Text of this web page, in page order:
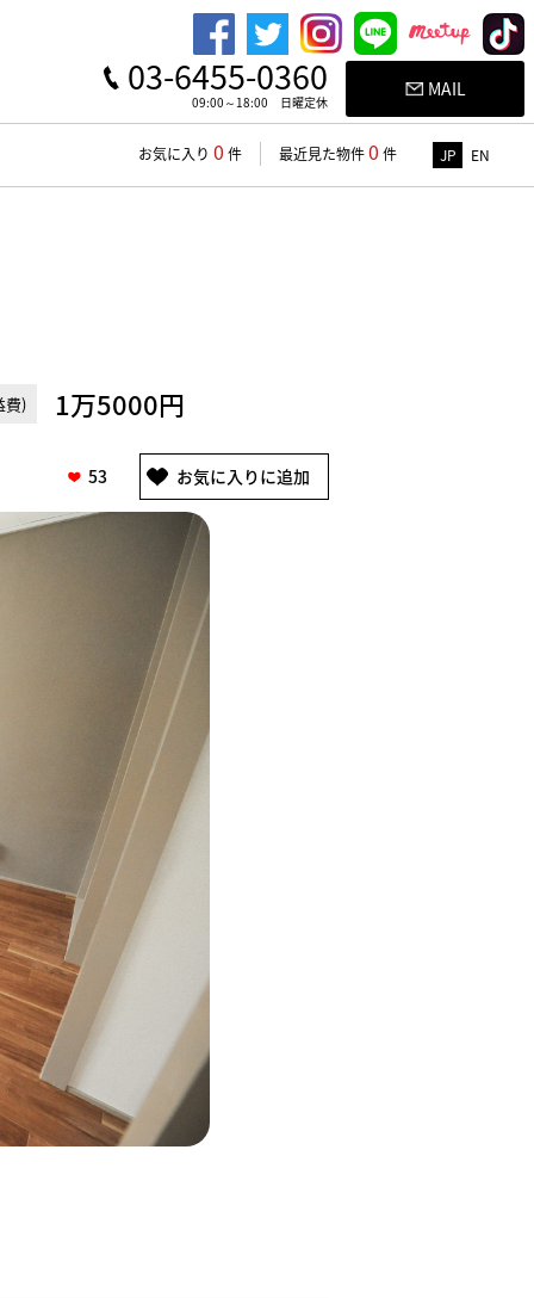
03-6455-0360
09:00～18:00 日曜定休
MAIL
お気に入り 0 件 最近見た物件0 件 JP EN
費) 1万5000円
53